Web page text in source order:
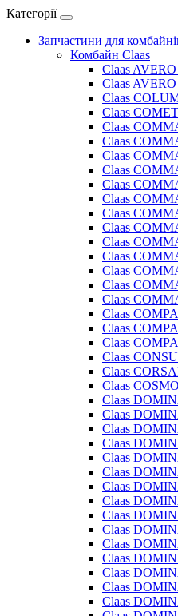
Категорії
Запчастини для
Комбайн Claas
Claas
Claas
Claas
Claas COMET
Claas
Claas
Claas
Claas
Claas
Claas
Claas
Claas
Claas
Claas
Claas
Claas
Claas
Claas
Claas
Claas
Claas
Claas
Claas
Claas
Claas
Claas
Claas
Claas
Claas
Claas
Claas
Claas
Claas
Claas
Claas
Claas
Claas
Claas